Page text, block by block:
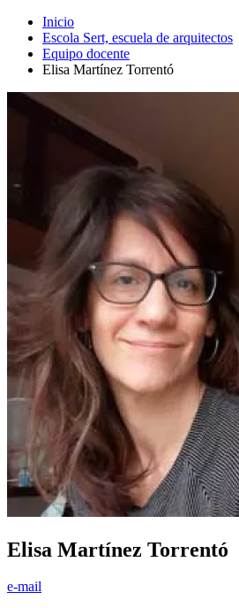
Inicio
Escola Sert, escuela de arquitectos
Equipo docente
Elisa Martínez Torrentó
Elisa Martínez Torrentó
e-mail